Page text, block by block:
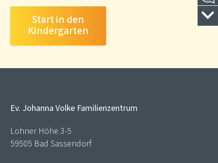
Start in den
Kindergarten
Ev. Johanna Volke Familienzentrum
Lohner Höhe 3-5
59505 Bad Sassendorf